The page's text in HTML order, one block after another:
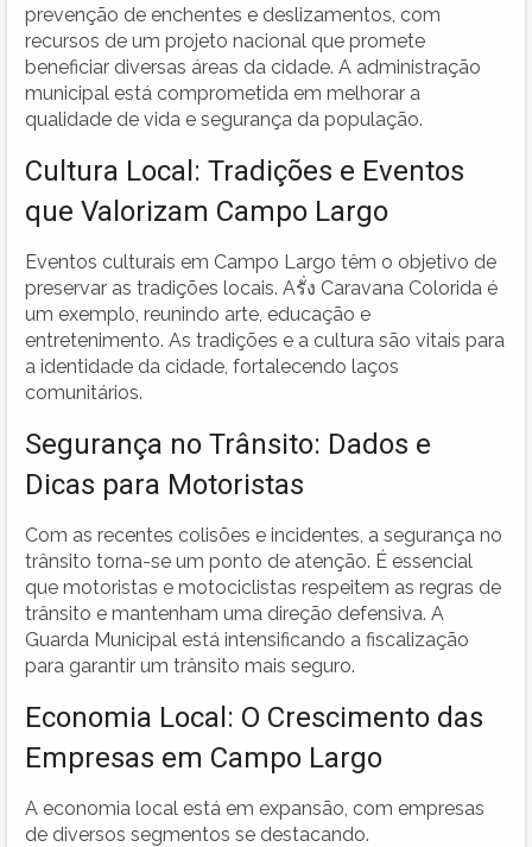
prevenção de enchentes e deslizamentos, com
recursos de um projeto nacional que promete
beneficiar diversas áreas da cidade. A administração
municipal está comprometida em melhorar a
qualidade de vida e segurança da população.
Cultura Local: Tradições e Eventos
que Valorizam Campo Largo
Eventos culturais em Campo Largo têm o objetivo de
preservar as tradições locais. Aรั่ง Caravana Colorida é
um exemplo, reunindo arte, educação e
entretenimento. As tradições e a cultura são vitais para
a identidade da cidade, fortalecendo laços
comunitários.
Segurança no Trânsito: Dados e
Dicas para Motoristas
Com as recentes colisões e incidentes, a segurança no
trânsito torna-se um ponto de atenção. É essencial
que motoristas e motociclistas respeitem as regras de
trânsito e mantenham uma direção defensiva. A
Guarda Municipal está intensificando a fiscalização
para garantir um trânsito mais seguro.
Economia Local: O Crescimento das
Empresas em Campo Largo
A economia local está em expansão, com empresas
de diversos segmentos se destacando.